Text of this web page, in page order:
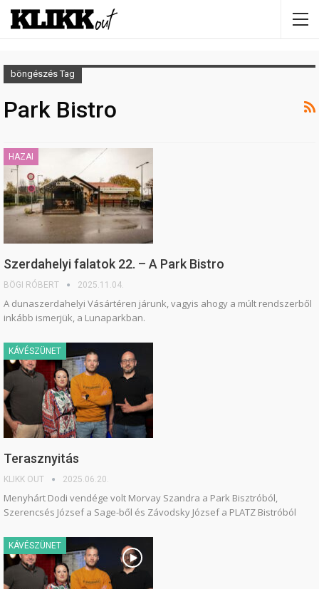
böngészés Tag
Park Bistro
HAZAI
Szerdahelyi falatok 22. – A Park Bistro
BÖGI RÓBERT 2025.11.04.
A dunaszerdahelyi Vásártéren járunk, vagyis ahogy a múlt rendszerből
inkább ismerjük, a Lunaparkban.
KÁVÉSZÜNET
Terasznyitás
KLIKK OUT 2025.06.20.
Menyhárt Dodi vendége volt Morvay Szandra a Park Bisztróból,
Szerencsés József a Sage-ből és Závodsky József a PLATZ Bistróból
KÁVÉSZÜNET